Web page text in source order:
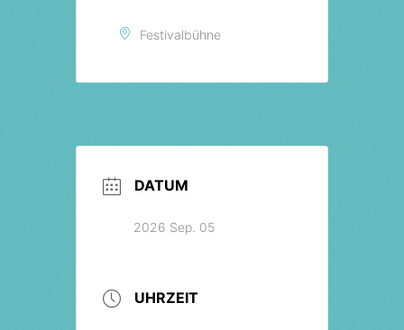
Festivalbühne
DATUM
2026 Sep. 05
UHRZEIT